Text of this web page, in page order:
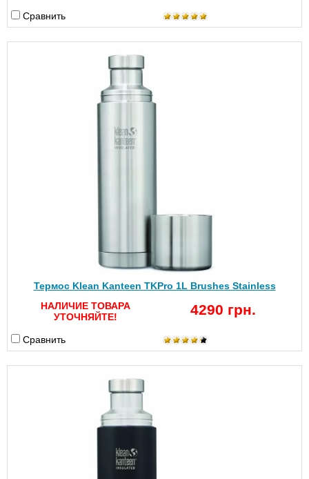
Сравнить
Термос Klean Kanteen TKPro 1L Brushes Stainless
НАЛИЧИЕ ТОВАРА
УТОЧНЯЙТЕ!
4290 грн.
Сравнить